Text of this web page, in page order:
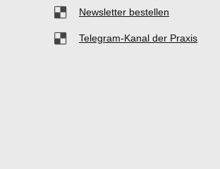
Newsletter bestellen
Telegram-Kanal der Praxis